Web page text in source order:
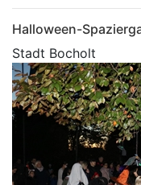
Halloween-
Stadt Bocholt